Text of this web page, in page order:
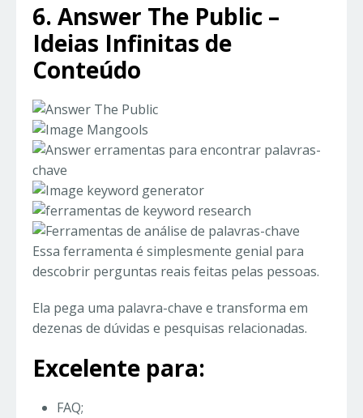
6. Answer The Public –
Ideias Infinitas de
Conteúdo
Essa ferramenta é simplesmente genial para
descobrir perguntas reais feitas pelas pessoas.
Ela pega uma palavra-chave e transforma em
dezenas de dúvidas e pesquisas relacionadas.
Excelente para:
FAQ;